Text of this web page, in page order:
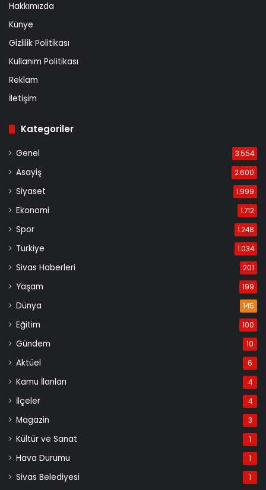
Hakkımızda
Künye
Gizlilik Politikası
Kullanım Politikası
Reklam
İletişim
Kategoriler
Genel 3.554
Asayiş 2.600
Siyaset 1.999
Ekonomi 1.712
Spor 1.248
Türkiye 1.034
Sivas Haberleri 201
Yaşam 199
Dünya 145
Eğitim 100
Gündem 10
Aktüel 6
Kamu İlanları 4
İlçeler 4
Magazin 3
Kültür ve Sanat 1
Hava Durumu 1
Sivas Belediyesi 1